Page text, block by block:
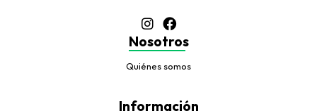
Nosotros
Quiénes somos
Información